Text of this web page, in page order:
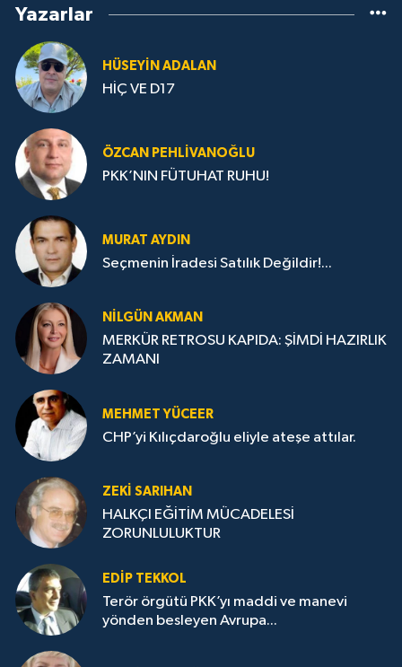
Yazarlar
HÜSEYIN ADALAN
HİÇ VE D17
ÖZCAN PEHLIVANOĞLU
PKK’NIN FÜTUHAT RUHU!
MURAT AYDIN
Seçmenin İradesi Satılık Değildir!...
NILGÜN AKMAN
MERKÜR RETROSU KAPIDA: ŞİMDİ HAZIRLIK
ZAMANI
MEHMET YÜCEER
CHP’yi Kılıçdaroğlu eliyle ateşe attılar.
ZEKI SARIHAN
HALKÇI EĞİTİM MÜCADELESİ
ZORUNLULUKTUR
EDIP TEKKOL
Terör örgütü PKK’yı maddi ve manevi
yönden besleyen Avrupa...